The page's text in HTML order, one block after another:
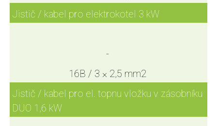
Jistič / kabel pro elektrokotel 3 kW
-
16B / 3 × 2,5 mm2
Jistič / kabel pro el. topnu vložku v zásobníku
DUO 1,6 kW